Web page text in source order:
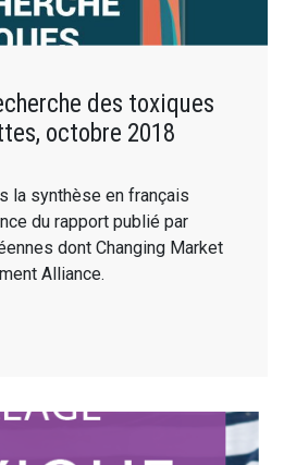
des toxiques
octobre 2018
la synthèse en français
du rapport publié par
dont Changing Market
Alliance.